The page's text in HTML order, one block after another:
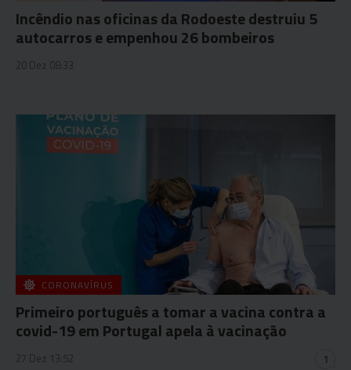
Incêndio nas oficinas da Rodoeste destruiu 5
autocarros e empenhou 26 bombeiros
20 Dez 08:33
CORONAVÍRUS
Primeiro português a tomar a vacina contra a
covid-19 em Portugal apela à vacinação
27 Dez 13:52 1